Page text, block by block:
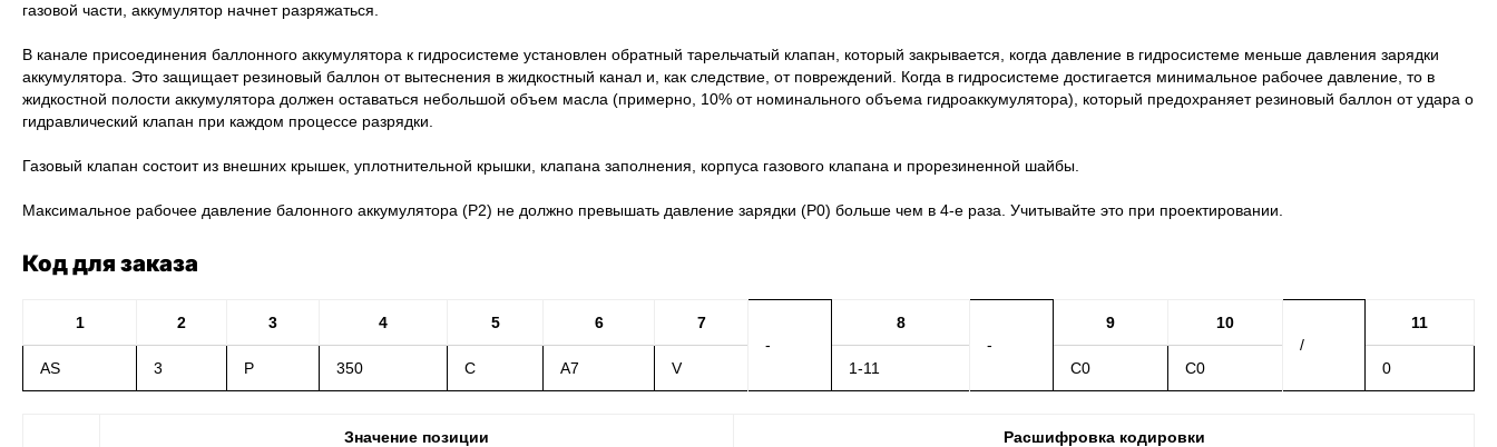
газовой части, аккумулятор начнет разряжаться.
В канале присоединения баллонного аккумулятора к гидросистеме установлен обратный тарельчатый клапан, который закрывается, когда давление в гидросистеме меньше давления зарядки
аккумулятора. Это защищает резиновый баллон от вытеснения в жидкостный канал и, как следствие, от повреждений. Когда в гидросистеме достигается минимальное рабочее давление, то в
жидкостной полости аккумулятора должен оставаться небольшой объем масла (примерно, 10% от номинального объема гидроаккумулятора), который предохраняет резиновый баллон от удара о
гидравлический клапан при каждом процессе разрядки.
Газовый клапан состоит из внешних крышек, уплотнительной крышки, клапана заполнения, корпуса газового клапана и прорезиненной шайбы.
Максимальное рабочее давление балонного аккумулятора (P2) не должно превышать давление зарядки (P0) больше чем в 4-е раза. Учитывайте это при проектировании.
Код для заказа
1 2 3 4 5 6
7
-
8
-
9
10
/
11
AS 3 P 350 C A7 V 1-11 C0 C0 0
Значение позиции Расшифровка кодировки